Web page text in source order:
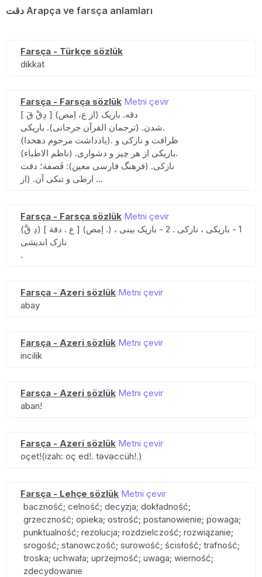
دقت Arapça ve farsça anlamları
Farsça - Türkçe sözlük
dikkat
Farsça - Farsça sözlük Metni çevir
[ دِقْ قَ ] (از ع، اِمص) دقه. باریک
شدن. (ترجمان القرآن جرجانی). باریکی.
(یادداشت مرحوم دهخدا). ظرافت و نازکی و
باریکی از هر چیز و دشواری. (ناظم الاطباء).
نازکی. (فرهنگ فارسی معین): قَصفة؛ دقت
ارطی و تنکی آن. (از ...
Farsça - Farsça sözlük Metni çevir
(دِ قَّ) [ ع . دقة ] (اِمص .) 1 - باریکی ، نازکی . 2 - باریک بینی ،
نازک اندیشی
.
Farsça - Azeri sözlük Metni çevir
abay
Farsça - Azeri sözlük Metni çevir
incilik
Farsça - Azeri sözlük Metni çevir
aban!
Farsça - Azeri sözlük Metni çevir
oçet!(izah: oç ed!. təvəccüh!.)
Farsça - Lehçe sözlük Metni çevir
baczność; celność; decyzja; dokładność;
grzeczność; opieka; ostrość; postanowienie; powaga;
punktualność; rezolucja; rozdzielczość; rozwiązanie;
srogość; stanowczość; surowość; ścisłość; trafność;
troska; uchwała; uprzejmość; uwaga; wierność;
zdecydowanie